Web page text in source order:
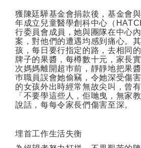
獲陳廷驊基金會捐款後，基金會
年成立兒童醫學創科中心（
行委員會成員，她與團隊在中心
案，對他們的遭遇均感到痛心。
孩，每日要行指定的路，去相同
牌子的果醬，每樽數十元，家長
次媽媽離開超巿前，靜靜地把果
巿職員誤會她偷竊，令她深受傷
的女孩外出時經常無故尖叫，曾
「不要學這些人，佢哋曳，無家
說話，每每令家長們傷害至深。
埋首工作生活失衡